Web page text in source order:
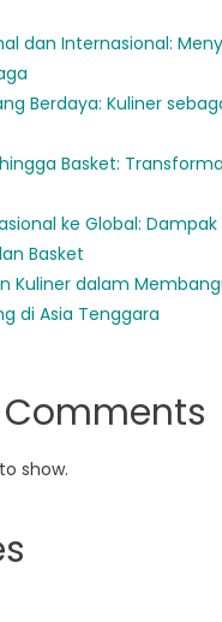
dan Internasional:
Berdaya: Kuliner
Basket:
ke Global:
Basket
Kuliner dalam
di Asia Tenggara
show.